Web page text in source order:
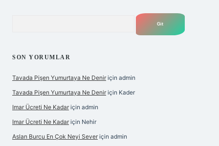
SON YORUMLAR
Tavada Pişen Yumurtaya Ne Denir için admin
Tavada Pişen Yumurtaya Ne Denir için Kader
Imar Ücreti Ne Kadar için admin
Imar Ücreti Ne Kadar için Nehir
Aslan Burcu En Çok Neyi Sever için admin